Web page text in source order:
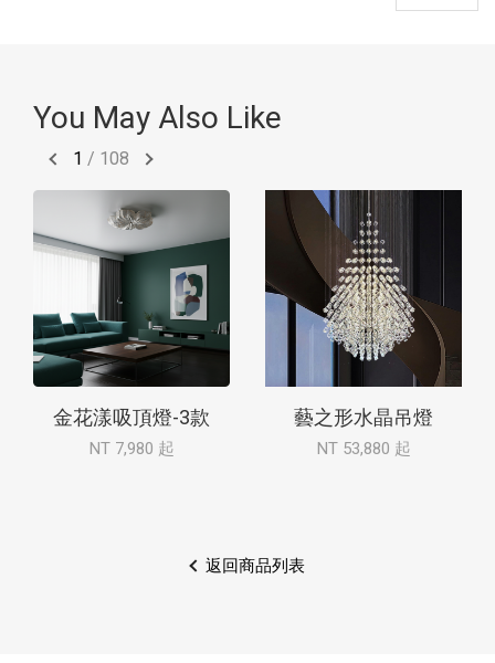
You May Also Like
1 / 108
金花漾吸頂燈-3款
NT 7,980 起
藝之形水晶吊燈
NT 53,880 起
返回商品列表